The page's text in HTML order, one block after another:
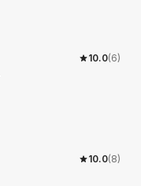
10.0(6)
10.0(8)